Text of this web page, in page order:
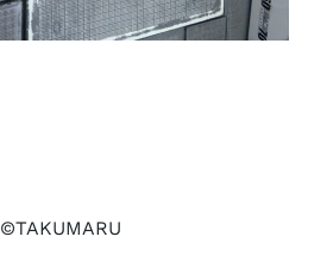
©TAKUMARU